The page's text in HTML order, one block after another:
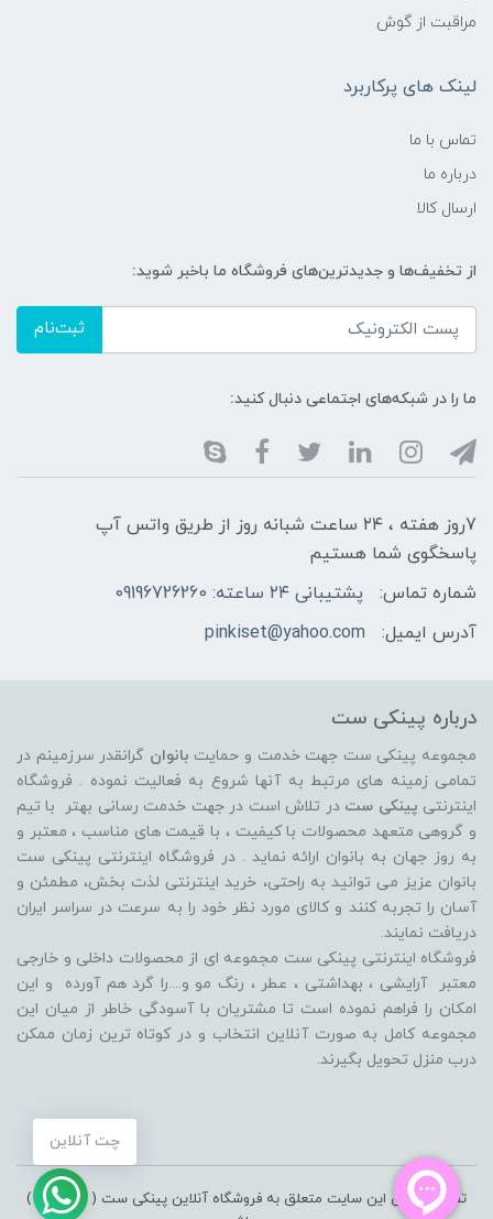
مراقبت از گوش
لینک های پرکاربرد
تماس با ما
درباره ما
ارسال کالا
از تخفیف‌ها و جدیدترین‌های فروشگاه ما باخبر شوید:
ثبت‌نام
ما را در شبکه‌های اجتماعی دنبال کنید:
7روز هفته ، ۲۴ ساعت شبانه‌ روز از طریق واتس آپ
پاسخگوی شما هستیم
شماره تماس:
پشتیبانی ۲۴ ساعته: 09196726260
آدرس ایمیل:
pinkiset@yahoo.com
چت آنلاین
درباره پینکی ست
مجموعه پینکی ست جهت خدمت و حمایت بانوان گرانقدر سرزمینم در
تمامی زمینه های مرتبط به آنها شروع به فعالیت نموده . فروشگاه
اینترنتی پینکی ست در تلاش است در جهت خدمت رسانی بهتر با تیم
و گروهی متعهد محصولات با کیفیت ، با قیمت های مناسب ، معتبر و
به روز جهان به بانوان ارائه نماید . در فروشگاه اینترنتی پینکی ست
بانوان عزیز می توانيد به راحتی، خرید اینترنتی لذت بخش، مطمئن و
آسان را تجربه کنند و کالای مورد نظر خود را به سرعت در سراسر ایران
دریافت نمایند.
فروشگاه اینترنتی پینکی ست مجموعه ای از محصولات داخلی و خارجی
معتبر آرایشی ، بهداشتی ، عطر ، رنگ مو و....را گرد هم آورده و اين
امکان را فراهم نموده است تا مشتريان با آسودگی خاطر از ميان اين
مجموعه کامل به صورت آنلاين انتخاب و در کوتاه ترين زمان ممکن
درب منزل تحویل بگیرند.
تمامی حقوق این سایت متعلق به فروشگاه آنلاین پینکی ست ( pinkiset )